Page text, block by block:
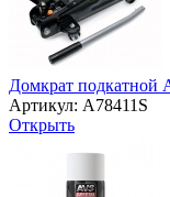
Домкрат подкатной
Артикул: A78411S
Открыть